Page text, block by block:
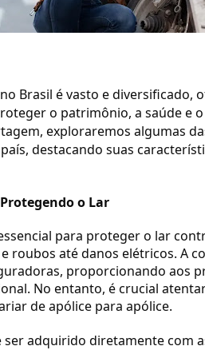
Brasil é vasto e diversificado,
o patrimônio, a saúde e
exploraremos algumas
destacando suas
o Lar
para proteger o lar
roubos até danos elétricos. A
proporcionando aos
No entanto, é crucial
de apólice para apólice.
ser adquirido diretamente com